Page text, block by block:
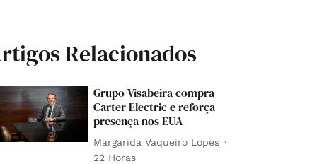
Relacionados
Grupo Visabeira compra
Carter Electric e reforça
presença nos EUA
Margarida Vaqueiro Lopes
22 Horas